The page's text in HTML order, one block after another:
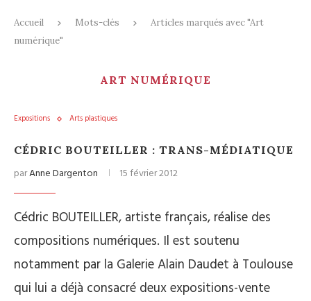
Accueil Mots-clés
Articles marqués avec "Art
numérique"
ART NUMÉRIQUE
Expositions Arts plastiques
CÉDRIC BOUTEILLER : TRANS-MÉDIATIQUE
parAnne Dargenton 15 février 2012
Cédric BOUTEILLER, artiste français, réalise des
compositions numériques. Il est soutenu
notamment par la Galerie Alain Daudet à Toulouse
qui lui a déjà consacré deux expositions-vente